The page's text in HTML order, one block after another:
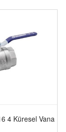
4 Küresel Vana